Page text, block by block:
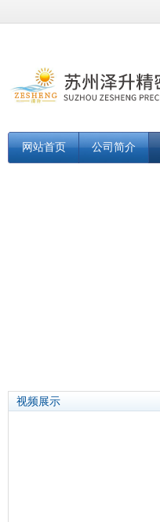
网站首页 公司简介
视频展示